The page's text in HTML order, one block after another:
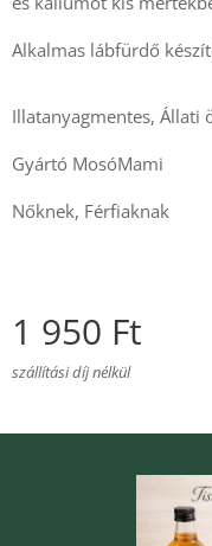
Alkalmas lábfürdő
Illatanyagmentes, Állati
Gyártó MosóMami
Nőknek, Férfiaknak
1 950 Ft
szállítási díj nélkül